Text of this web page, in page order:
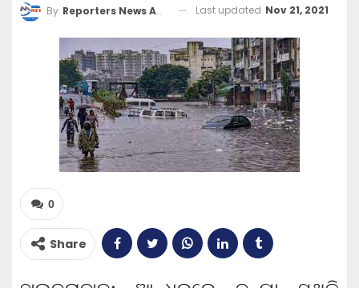
By Reporters News Agency Last updated Nov 21, 2021
0
Share